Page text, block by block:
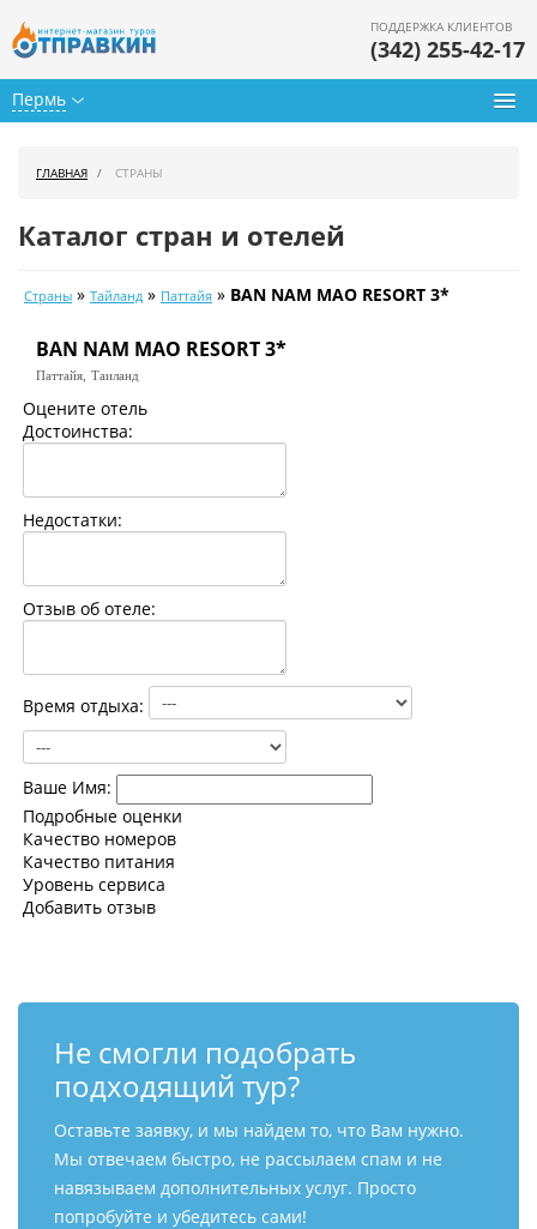
Пермь
ПОДДЕРЖКА КЛИЕНТОВ
(342) 255-42-17
Календарь туров
Цены дня
Страны
ГЛАВНАЯ СТРАНЫ
Каталог стран и отелей
Страны » Тайланд » Паттайя » BAN NAM MAO RESORT 3*
BAN NAM MAO RESORT 3*
Паттайя, Таиланд
Оцените отель
Достоинства:
Недостатки:
Отзыв об отеле:
Время отдыха:
Ваше Имя:
Подробные оценки
Качество номеров
Качество питания
Уровень сервиса
Добавить отзыв
Не смогли подобрать
подходящий тур?
Оставьте заявку, и мы найдем то, что Вам нужно.
Мы отвечаем быстро, не рассылаем спам и не
навязываем дополнительных услуг. Просто
попробуйте и убедитесь сами!